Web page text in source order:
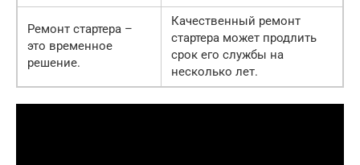
Ремонт стартера –
это временное
решение.
Качественный ремонт
стартера может продлить
срок его службы на
несколько лет.